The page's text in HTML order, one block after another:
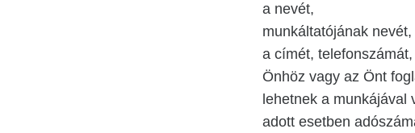
a nevét,
munkáltatójának
a címét,
Önhöz vagy az Önt
lehetnek a munkájával
adott esetben